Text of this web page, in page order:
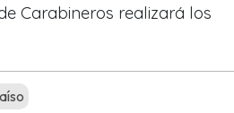
Carabineros realizará los